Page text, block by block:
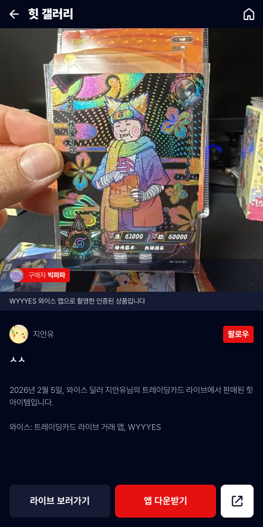
힛 갤러리
구매자 빅파파
WYYYES 와이스 앱으로 촬영한 인증된 상품입니다
지안유 팔로우
ㅅㅅ
2026년 2월 5일, 와이스 딜러 지안유님의 트레이딩카드 라이브에서 판매된 힛
아이템입니다.
와이스: 트레이딩카드 라이브 거래 앱, WYYYES
라이브 보러가기 앱 다운받기